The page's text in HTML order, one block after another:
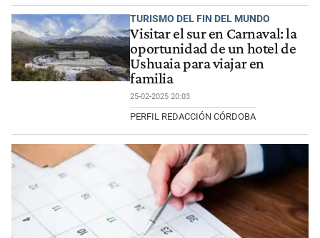
TURISMO DEL FIN DEL MUNDO
Visitar el sur en Carnaval: la
oportunidad de un hotel de
Ushuaia para viajar en
familia
25-02-2025 20:03
PERFIL REDACCIÓN CÓRDOBA